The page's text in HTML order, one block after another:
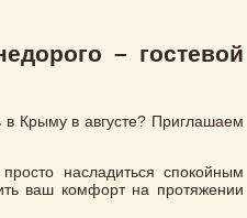
– гостевой
в Крыму в августе? Приглашаем
насладиться спокойным
ваш комфорт на протяжении